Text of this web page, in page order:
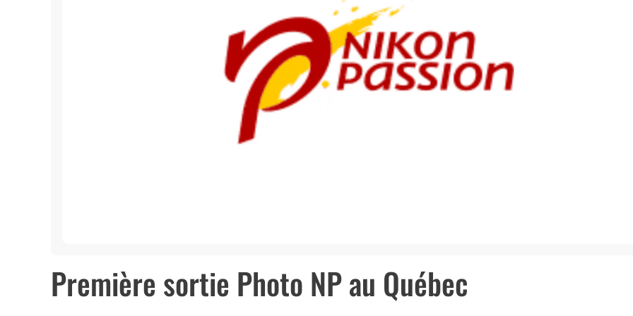
Première sortie Photo NP au Québec